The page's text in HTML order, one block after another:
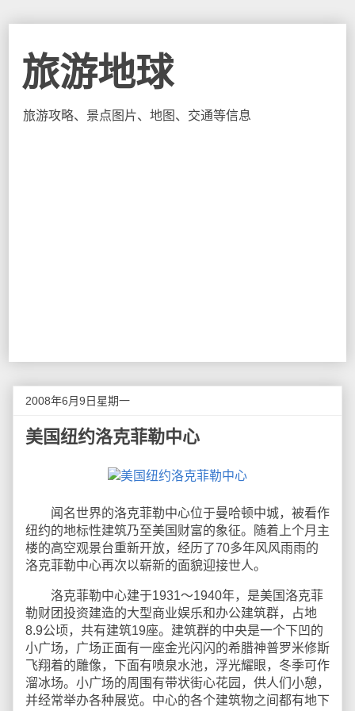
旅游地球
旅游攻略、景点图片、地图、交通等信息
2008年6月9日星期一
美国纽约洛克菲勒中心
闻名世界的洛克菲勒中心位于曼哈顿中城，被看作
纽约的地标性建筑乃至美国财富的象征。随着上个月主
楼的高空观景台重新开放，经历了70多年风风雨雨的
洛克菲勒中心再次以崭新的面貌迎接世人。
洛克菲勒中心建于1931～1940年，是美国洛克菲
勒财团投资建造的大型商业娱乐和办公建筑群，占地
8.9公顷，共有建筑19座。建筑群的中央是一个下凹的
小广场，广场正面有一座金光闪闪的希腊神普罗米修斯
飞翔着的雕像，下面有喷泉水池，浮光耀眼，冬季可作
溜冰场。小广场的周围有带状街心花园，供人们小憩，
并经常举办各种展览。中心的各个建筑物之间都有地下